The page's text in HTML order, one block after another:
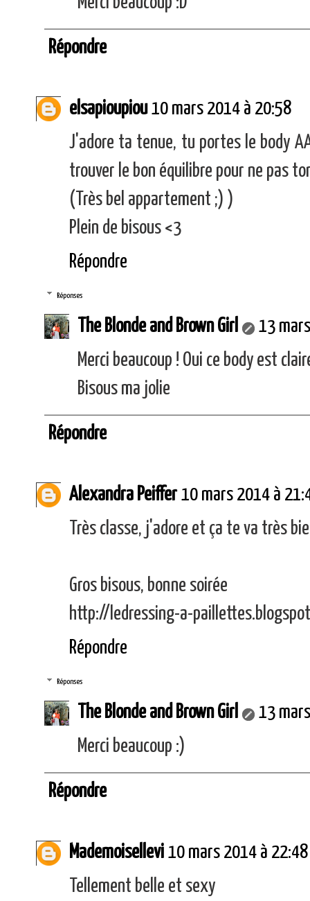
Répondre
elsapioupiou 10 mars 2014 à 20:58
J'adore ta tenue, tu portes le body
trouver le bon équilibre pour ne pas
(Très bel appartement ;) )
Plein de bisous <3
Répondre
Réponses
The Blonde and Brown Girl
13
Merci beaucoup ! Oui ce body est
Bisous ma jolie
Répondre
Alexandra Peiffer 10 mars 2014 à
Très classe, j'adore et ça te va très
Gros bisous, bonne soirée
http://ledressing-a-
Répondre
Réponses
The Blonde and Brown Girl
13
Merci beaucoup :)
Répondre
Mademoisellevi 10 mars 2014 à 22:48
Tellement belle et sexy